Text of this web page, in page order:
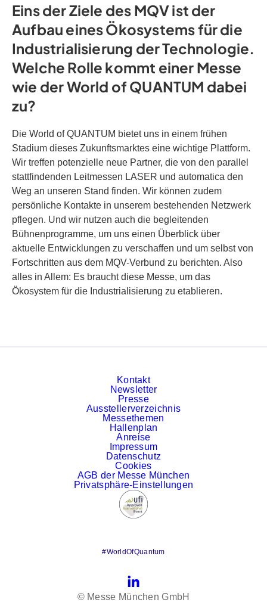
Eins der Ziele des MQV ist der
Aufbau eines Ökosystems für die
Industrialisierung der Technologie.
Welche Rolle kommt einer Messe
wie der World of QUANTUM dabei
zu?
Die World of QUANTUM bietet uns in einem frühen
Stadium dieses Zukunftsmarktes eine wichtige Plattform.
Wir treffen potenzielle neue Partner, die von den parallel
stattfindenden Leitmessen LASER und automatica den
Weg an unseren Stand finden. Wir können zudem
persönliche Kontakte in unserem bestehenden Netzwerk
pflegen. Und wir nutzen auch die begleitenden
Bühnenprogramme, um uns einen Überblick über
aktuelle Entwicklungen zu verschaffen und um selbst von
Fortschritten aus dem MQV-Verbund zu berichten. Also
alles in Allem: Es braucht diese Messe, um das
Ökosystem für die Industrialisierung zu etablieren.
Kontakt
Newsletter
Presse
Ausstellerverzeichnis
Messethemen
Hallenplan
Anreise
Impressum
Datenschutz
Cookies
AGB der Messe München
Privatsphäre-Einstellungen
#WorldOfQuantum
LinkedIn
© Messe München GmbH